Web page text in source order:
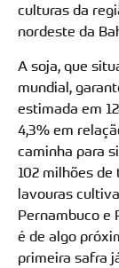
culturas da
nordeste da
A soja, que
mundial,
estimada em
4,3% em
caminha para
102 milhões
lavouras
Pernambuco e
é de algo
primeira safra